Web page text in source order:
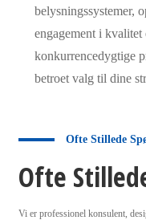
belysningssystemer,
engagement i kvalitet
konkurrencedygtige
betroet valg til dine
Ofte Stillede
Ofte
Vi er professionel konsulent,